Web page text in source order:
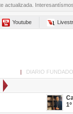
actualizada.
Youtube
| DIARIO